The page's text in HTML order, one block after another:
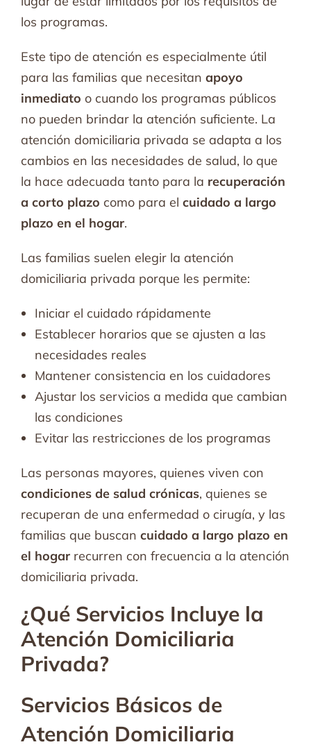
los programas.
Este tipo de atención es especialmente útil
para las familias que necesitan apoyo
inmediato o cuando los programas públicos
no pueden brindar la atención suficiente. La
atención domiciliaria privada se adapta a los
cambios en las necesidades de salud, lo que
la hace adecuada tanto para la recuperación
a corto plazo como para el cuidado a largo
plazo en el hogar.
Las familias suelen elegir la atención
domiciliaria privada porque les permite:
Iniciar el cuidado rápidamente
Establecer horarios que se ajusten a las
necesidades reales
Mantener consistencia en los cuidadores
Ajustar los servicios a medida que cambian
las condiciones
Evitar las restricciones de los programas
Las personas mayores, quienes viven con
condiciones de salud crónicas, quienes se
recuperan de una enfermedad o cirugía, y las
familias que buscan cuidado a largo plazo en
el hogar recurren con frecuencia a la atención
domiciliaria privada.
¿Qué Servicios Incluye la
Atención Domiciliaria
Privada?
Servicios Básicos de
Atención Domiciliaria